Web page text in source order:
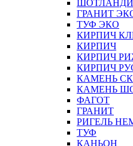
ГРАНИТ
ТУФ ЭКО
КИРПИЧ
КИРПИЧ
КИРПИЧ
КИРПИЧ
КАМЕНЬ
КАМЕНЬ
ФАГОТ
ГРАНИТ
РИГЕЛЬ
ТУФ
КАНЬОН